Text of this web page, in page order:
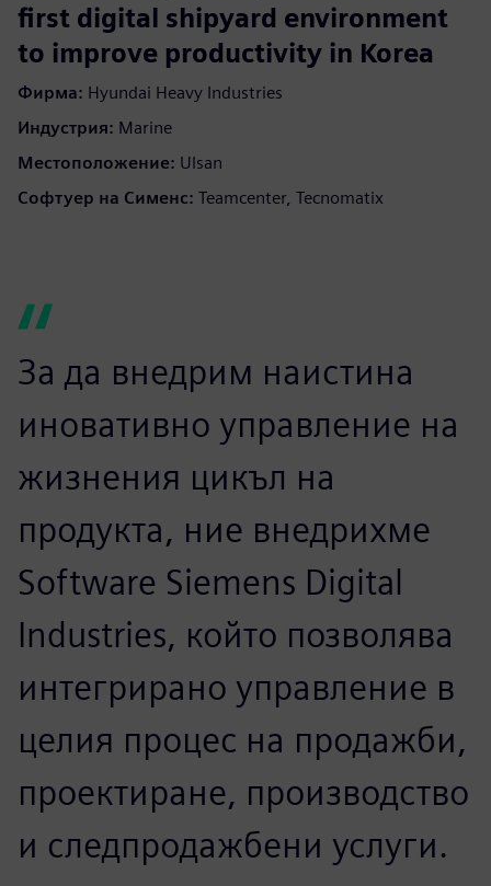
first digital shipyard environment
to improve productivity in Korea
Фирма: Hyundai Heavy Industries
Индустрия: Marine
Местоположение: Ulsan
Софтуер на Сименс: Teamcenter, Tecnomatix
За да внедрим наистина
иновативно управление на
жизнения цикъл на
продукта, ние внедрихме
Software Siemens Digital
Industries, който позволява
интегрирано управление в
целия процес на продажби,
проектиране, производство
и следпродажбени услуги.